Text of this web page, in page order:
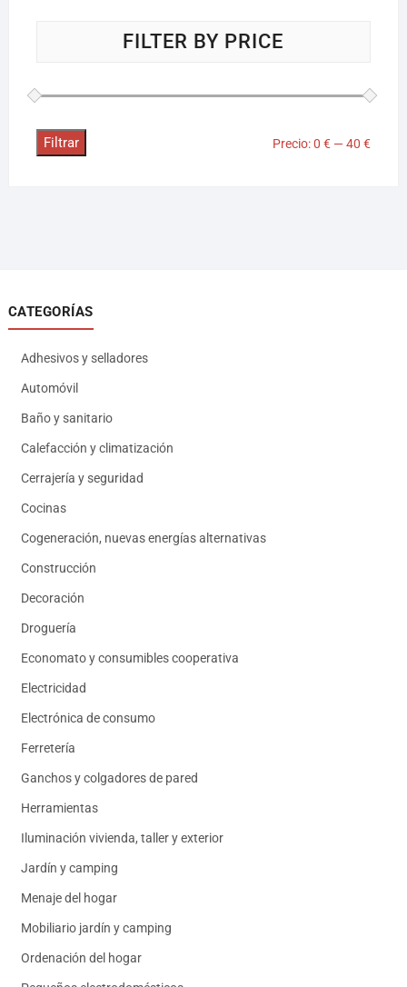
FILTER BY PRICE
Filtrar Precio:0 € —40 €
CATEGORÍAS
Adhesivos y selladores
Automóvil
Baño y sanitario
Calefacción y climatización
Cerrajería y seguridad
Cocinas
Cogeneración, nuevas energías alternativas
Construcción
Decoración
Droguería
Economato y consumibles cooperativa
Electricidad
Electrónica de consumo
Ferretería
Ganchos y colgadores de pared
Herramientas
Iluminación vivienda, taller y exterior
Jardín y camping
Menaje del hogar
Mobiliario jardín y camping
Ordenación del hogar